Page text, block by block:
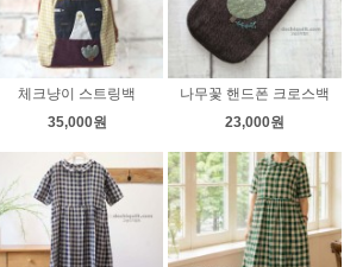
체크냥이 스트링백
35,000원
나무꽃 핸드폰 크로스백
23,000원